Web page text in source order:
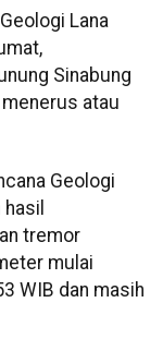
Lana
Sinabung
atau
Geologi
tremor
mulai
WIB dan masih